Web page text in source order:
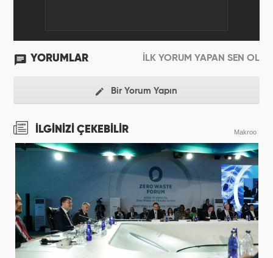
YORUMLAR İLK YORUM YAPAN SEN OL
Bir Yorum Yapın
İLGİNİZİ ÇEKEBİLİR Makroo